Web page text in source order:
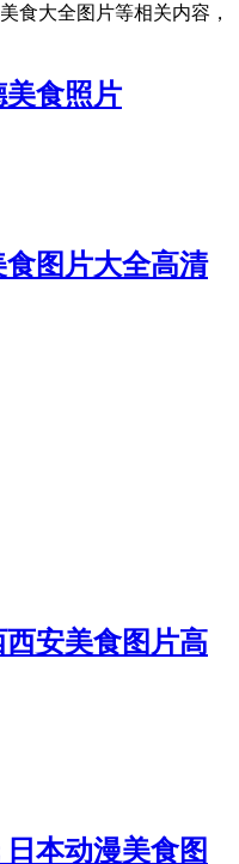
食大全图片等相关内容，
食照片
图片大全高清
安美食图片高
本动漫美食图